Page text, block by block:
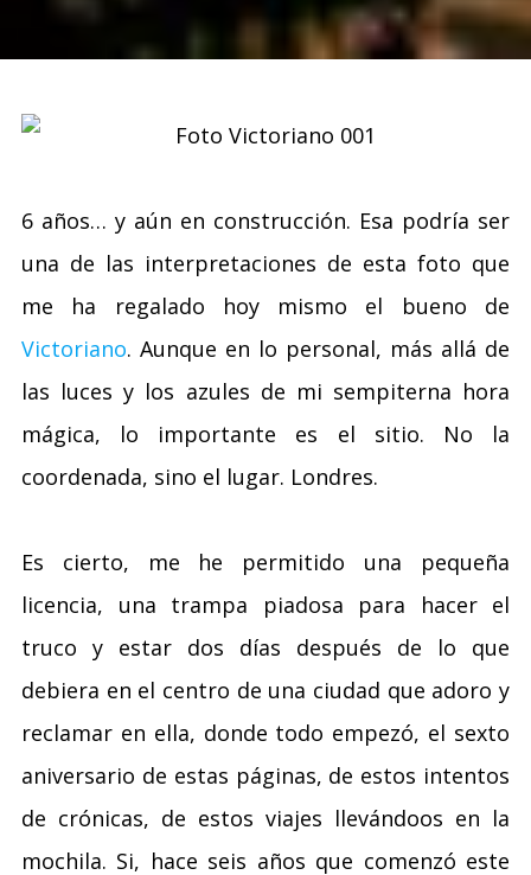
6 años… y aún en construcción. Esa podría ser
una de las interpretaciones de esta foto que
me ha regalado hoy mismo el bueno de
Victoriano. Aunque en lo personal, más allá de
las luces y los azules de mi sempiterna hora
mágica, lo importante es el sitio. No la
coordenada, sino el lugar. Londres.
Es cierto, me he permitido una pequeña
licencia, una trampa piadosa para hacer el
truco y estar dos días después de lo que
debiera en el centro de una ciudad que adoro y
reclamar en ella, donde todo empezó, el sexto
aniversario de estas páginas, de estos intentos
de crónicas, de estos viajes llevándoos en la
mochila. Si, hace seis años que comenzó este